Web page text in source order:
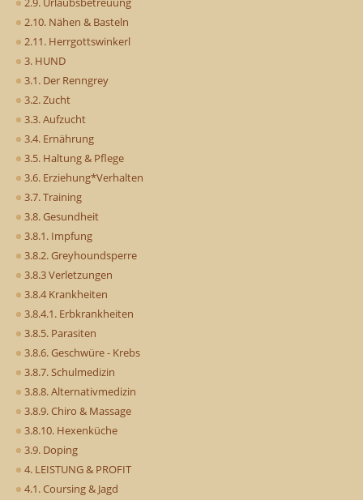
2.10. Nähen & Basteln
2.11. Herrgottswinkerl
3. HUND
3.1. Der Renngrey
3.2. Zucht
3.3. Aufzucht
3.4. Ernährung
3.5. Haltung & Pflege
3.6. Erziehung*Verhalten
3.7. Training
3.8. Gesundheit
3.8.1. Impfung
3.8.2. Greyhoundsperre
3.8.3 Verletzungen
3.8.4 Krankheiten
3.8.4.1. Erbkrankheiten
3.8.5. Parasiten
3.8.6. Geschwüre - Krebs
3.8.7. Schulmedizin
3.8.8. Alternativmedizin
3.8.9. Chiro & Massage
3.8.10. Hexenküche
3.9. Doping
4. LEISTUNG & PROFIT
4.1. Coursing & Jagd